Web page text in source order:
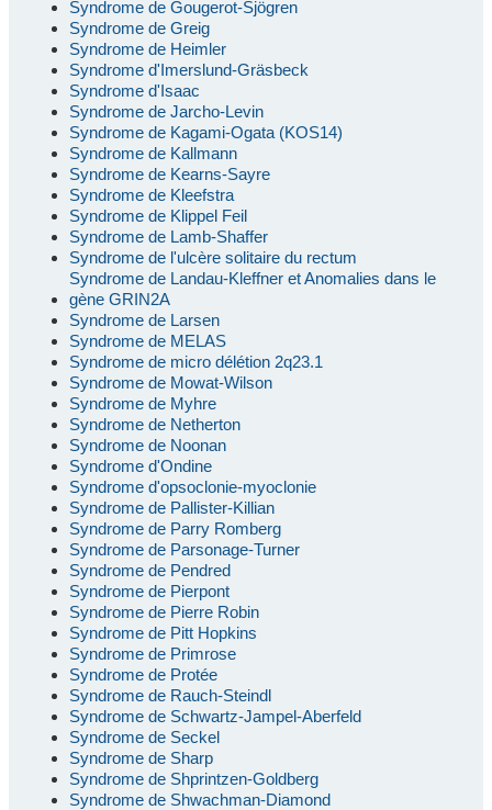
Syndrome de Gougerot-Sjögren
Syndrome de Greig
Syndrome de Heimler
Syndrome d'Imerslund-Gräsbeck
Syndrome d'Isaac
Syndrome de Jarcho-Levin
Syndrome de Kagami-Ogata (KOS14)
Syndrome de Kallmann
Syndrome de Kearns-Sayre
Syndrome de Kleefstra
Syndrome de Klippel Feil
Syndrome de Lamb-Shaffer
Syndrome de l'ulcère solitaire du rectum
Syndrome de Landau-Kleffner et Anomalies dans le
gène GRIN2A
Syndrome de Larsen
Syndrome de MELAS
Syndrome de micro délétion 2q23.1
Syndrome de Mowat-Wilson
Syndrome de Myhre
Syndrome de Netherton
Syndrome de Noonan
Syndrome d'Ondine
Syndrome d'opsoclonie-myoclonie
Syndrome de Pallister-Killian
Syndrome de Parry Romberg
Syndrome de Parsonage-Turner
Syndrome de Pendred
Syndrome de Pierpont
Syndrome de Pierre Robin
Syndrome de Pitt Hopkins
Syndrome de Primrose
Syndrome de Protée
Syndrome de Rauch-Steindl
Syndrome de Schwartz-Jampel-Aberfeld
Syndrome de Seckel
Syndrome de Sharp
Syndrome de Shprintzen-Goldberg
Syndrome de Shwachman-Diamond